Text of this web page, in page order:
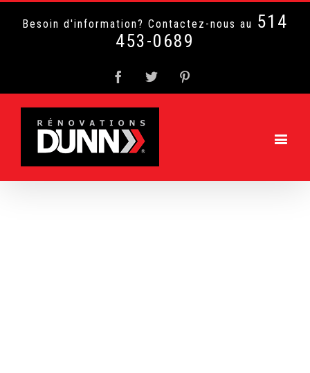
Besoin d'information? Contactez-nous au 514
453-0689
FacebookTwitter